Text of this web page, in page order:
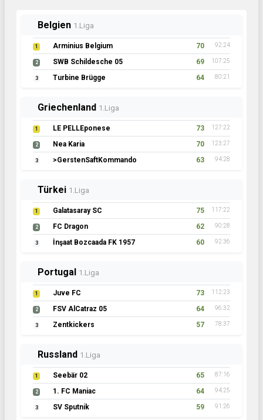
Belgien 1.Liga
1 Arminius Belgium 70 92:24
2 SWB Schildesche 05 69 107:25
3 Turbine Brügge 64 80:21
Griechenland 1.Liga
1 LE PELLEponese 73 127:22
2 Nea Karia 70 123:27
3 >GerstenSaftKommando 63 94:28
Türkei 1.Liga
1 Galatasaray SC 75 117:22
2 FC Dragon 62 90:28
3 İnşaat Bozcaada FK 1957 60 92:36
Portugal 1.Liga
1 Juve FC 73 112:23
2 FSV AlCatraz 05 64 96:32
3 Zentkickers 57 78:37
Russland 1.Liga
1 Seebär 02 65 87:16
2 1. FC Maniac 64 94:25
3 SV Sputnik 59 91:26